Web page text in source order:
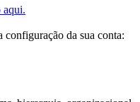
aqui.
configuração da sua conta: